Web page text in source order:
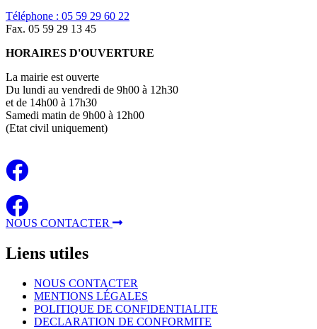
Téléphone : 05 59 29 60 22
Fax. 05 59 29 13 45
HORAIRES D'OUVERTURE
La mairie est ouverte
Du lundi au vendredi de 9h00 à 12h30
et de 14h00 à 17h30
Samedi matin de 9h00 à 12h00
(Etat civil uniquement)
NOUS CONTACTER
Liens utiles
NOUS CONTACTER
MENTIONS LÉGALES
POLITIQUE DE CONFIDENTIALITE
DECLARATION DE CONFORMITE